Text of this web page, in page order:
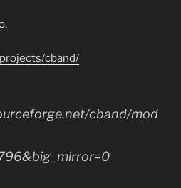
cband/
cband/mod